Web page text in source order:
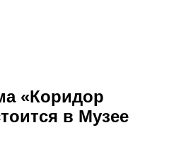
«Коридор
в Музее